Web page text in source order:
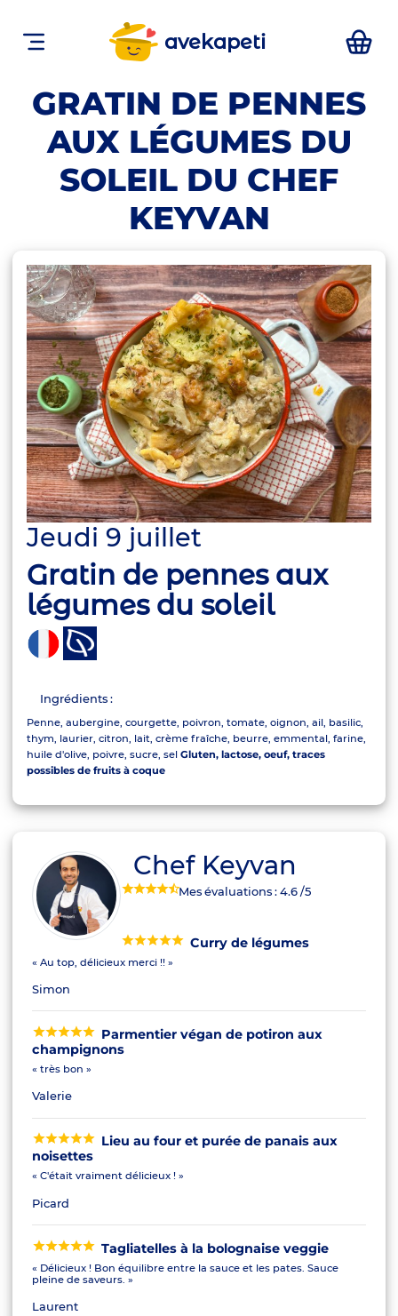
avekapeti
GRATIN DE PENNES
AUX LÉGUMES DU
SOLEIL DU CHEF
KEYVAN
Jeudi 9 juillet
Gratin de pennes aux
légumes du soleil
Ingrédients :
Penne, aubergine, courgette, poivron, tomate, oignon, ail, basilic,
thym, laurier, citron, lait, crème fraîche, beurre, emmental, farine,
huile d'olive, poivre, sucre, selGluten, lactose, oeuf, traces
possibles de fruits à coque
Chef Keyvan
Mes évaluations :4.6/5
Curry de légumes
« Au top, délicieux merci !! »
Simon
Parmentier végan de potiron aux
champignons
« très bon »
Valerie
Lieu au four et purée de panais aux
noisettes
« C'était vraiment délicieux ! »
Picard
Tagliatelles à la bolognaise veggie
« Délicieux ! Bon équilibre entre la sauce et les pates. Sauce
pleine de saveurs. »
Laurent